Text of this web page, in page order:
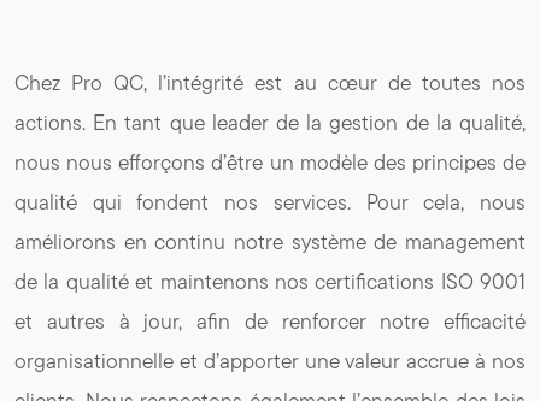
Chez Pro QC, l’intégrité est au cœur de toutes nos
actions. En tant que leader de la gestion de la qualité,
nous nous efforçons d’être un modèle des principes de
qualité qui fondent nos services. Pour cela, nous
améliorons en continu notre système de management
de la qualité et maintenons nos certifications ISO 9001
et autres à jour, afin de renforcer notre efficacité
organisationnelle et d’apporter une valeur accrue à nos